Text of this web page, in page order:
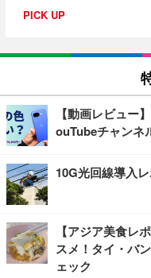
PICK UP
【動画レビュー
ouTubeチャンネ
10G光回線導入
【アジア美食レ
スメ！タイ・バ
ェック